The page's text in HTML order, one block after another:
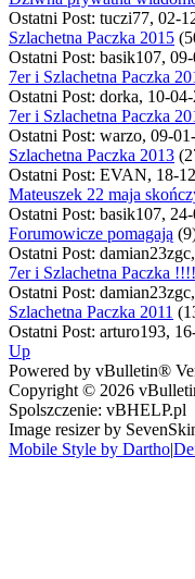
Ostatni Post: tuczi77, 02-
Szlachetna Paczka 2015
Ostatni Post: basik107,
7er i Szlachetna Paczka
Ostatni Post: dorka, 10-
7er i Szlachetna Paczka
Ostatni Post: warzo, 09-
Szlachetna Paczka 2013
Ostatni Post: EVAN, 18-
Mateuszek 22 maja
Ostatni Post: basik107,
Forumowicze pomagają
Ostatni Post:
7er i Szlachetna Paczka
Ostatni Post:
Szlachetna Paczka 2011
Ostatni Post: arturo193,
Up
Powered by vBulletin®
Copyright © 2026
Spolszczenie: vBHELP.pl
Image resizer by
Mobile Style by Dartho|